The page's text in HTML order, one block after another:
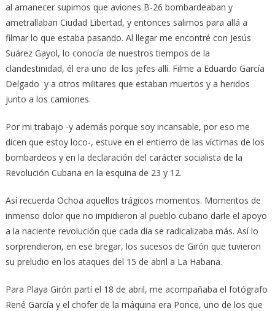
al amanecer supimos que aviones B-26 bombardeaban y
ametrallaban Ciudad Libertad, y entonces salimos para allá a
filmar lo que estaba pasando. Al llegar me encontré con Jesús
Suárez Gayol, lo conocía de nuestros tiempos de la
clandestinidad, él era uno de los jefes allí. Filme a Eduardo García
Delgado y a otros militares que estaban muertos y a heridos
junto a los camiones.
Por mi trabajo -y además porque soy incansable, por eso me
dicen que estoy loco-, estuve en el entierro de las víctimas de los
bombardeos y en la declaración del carácter socialista de la
Revolución Cubana en la esquina de 23 y 12.
Así recuerda Ochoa aquellos trágicos momentos. Momentos de
inmenso dolor que no impidieron al pueblo cubano darle el apoyo
a la naciente revolución que cada día se radicalizaba más. Así lo
sorprendieron, en ese bregar, los sucesos de Girón que tuvieron
su preludio en los ataques del 15 de abril a La Habana.
Para Playa Girón partí el 18 de abril, me acompañaba el fotógrafo
René García y el chofer de la máquina era Ponce, uno de los que